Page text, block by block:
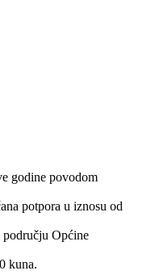
godine povodom
potpora u iznosu od
Općine
kuna.